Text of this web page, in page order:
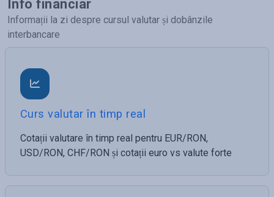
Info financiar
Informații la zi despre cursul valutar și dobânzile
interbancare
Curs valutar în timp real
Cotații valutare în timp real pentru EUR/RON,
USD/RON, CHF/RON și cotații euro vs valute forte